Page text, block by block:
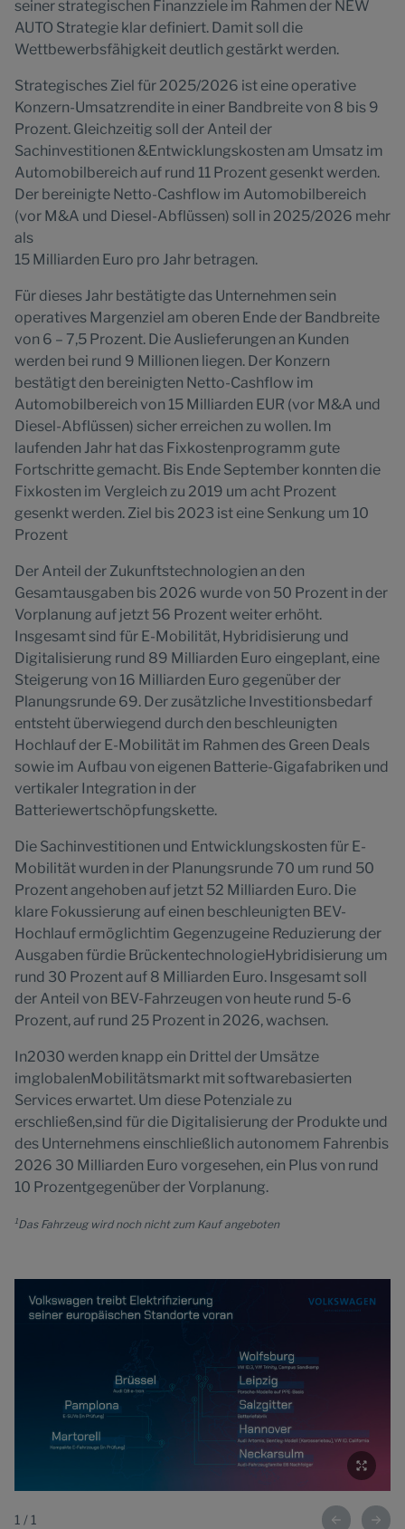
seiner strategischen Finanzziele im Rahmen der NEW
AUTO Strategie klar definiert. Damit soll die
Wettbewerbsfähigkeit deutlich gestärkt werden.
Strategisches Ziel für 2025/2026 ist eine operative
Konzern-Umsatzrendite in einer Bandbreite von 8 bis 9
Prozent. Gleichzeitig soll der Anteil der
Sachinvestitionen &Entwicklungskosten am Umsatz im
Automobilbereich auf rund 11 Prozent gesenkt werden.
Der bereinigte Netto-Cashflow im Automobilbereich
(vor M&A und Diesel-Abflüssen) soll in 2025/2026 mehr
als
15 Milliarden Euro pro Jahr betragen.
Für dieses Jahr bestätigte das Unternehmen sein
operatives Margenziel am oberen Ende der Bandbreite
von 6 – 7,5 Prozent. Die Auslieferungen an Kunden
werden bei rund 9 Millionen liegen. Der Konzern
bestätigt den bereinigten Netto-Cashflow im
Automobilbereich von 15 Milliarden EUR (vor M&A und
Diesel-Abflüssen) sicher erreichen zu wollen. Im
laufenden Jahr hat das Fixkostenprogramm gute
Fortschritte gemacht. Bis Ende September konnten die
Fixkosten im Vergleich zu 2019 um acht Prozent
gesenkt werden. Ziel bis 2023 ist eine Senkung um 10
Prozent
Der Anteil der Zukunftstechnologien an den
Gesamtausgaben bis 2026 wurde von 50 Prozent in der
Vorplanung auf jetzt 56 Prozent weiter erhöht.
Insgesamt sind für E-Mobilität, Hybridisierung und
Digitalisierung rund 89 Milliarden Euro eingeplant, eine
Steigerung von 16 Milliarden Euro gegenüber der
Planungsrunde 69. Der zusätzliche Investitionsbedarf
entsteht überwiegend durch den beschleunigten
Hochlauf der E-Mobilität im Rahmen des Green Deals
sowie im Aufbau von eigenen Batterie-Gigafabriken und
vertikaler Integration in der
Batteriewertschöpfungskette.
Die Sachinvestitionen und Entwicklungskosten für E-
Mobilität wurden in der Planungsrunde 70 um rund 50
Prozent angehoben auf jetzt 52 Milliarden Euro. Die
klare Fokussierung auf einen beschleunigten BEV-
Hochlauf ermöglichtim Gegenzugeine Reduzierung der
Ausgaben fürdie BrückentechnologieHybridisierung um
rund 30 Prozent auf 8 Milliarden Euro. Insgesamt soll
der Anteil von BEV-Fahrzeugen von heute rund 5-6
Prozent, auf rund 25 Prozent in 2026, wachsen.
In2030 werden knapp ein Drittel der Umsätze
imglobalenMobilitätsmarkt mit softwarebasierten
Services erwartet. Um diese Potenziale zu
erschließen,sind für die Digitalisierung der Produkte und
des Unternehmens einschließlich autonomem Fahrenbis
2026 30 Milliarden Euro vorgesehen, ein Plus von rund
10 Prozentgegenüber der Vorplanung.
1Das Fahrzeug wird noch nicht zum Kauf angeboten
1 / 1